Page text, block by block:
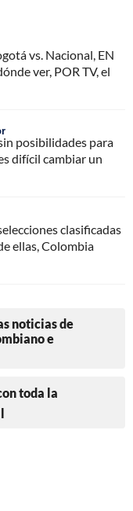
vs. Nacional, EN
ver, POR TV, el
posibilidades para
difícil cambiar un
clasificadas
ellas, Colombia
noticias de
e
toda la